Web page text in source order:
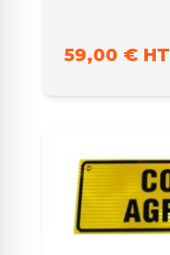
59,00 € HT